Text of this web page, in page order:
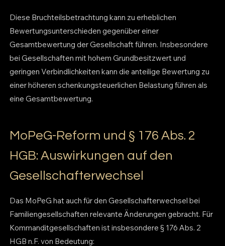
Diese Bruchteilsbetrachtung kann zu erheblichen
Bewertungsunterschieden gegenüber einer
Gesamtbewertung der Gesellschaft führen. Insbesondere
bei Gesellschaften mit hohem Grundbesitzwert und
geringen Verbindlichkeiten kann die anteilige Bewertung zu
einer höheren schenkungsteuerlichen Belastung führen als
eine Gesamtbewertung.
MoPeG-Reform und § 176 Abs. 2
HGB: Auswirkungen auf den
Gesellschafterwechsel
Das MoPeG hat auch für den Gesellschafterwechsel bei
Familiengesellschaften relevante Änderungen gebracht. Für
Kommanditgesellschaften ist insbesondere § 176 Abs. 2
HGB n.F. von Bedeutung: